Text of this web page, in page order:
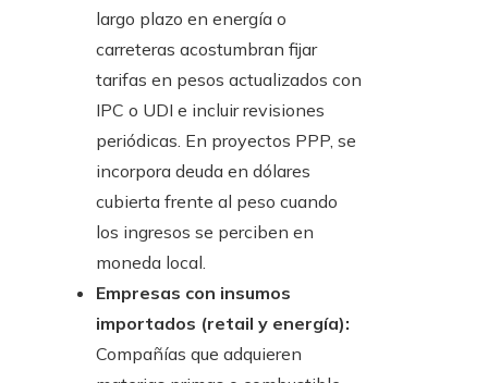
largo plazo en energía o
carreteras acostumbran fijar
tarifas en pesos actualizados con
IPC o UDI e incluir revisiones
periódicas. En proyectos PPP, se
incorpora deuda en dólares
cubierta frente al peso cuando
los ingresos se perciben en
moneda local.
Empresas con insumos
importados (retail y energía):
Compañías que adquieren